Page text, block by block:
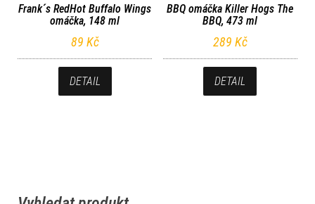
Frank´s RedHot Buffalo Wings
omáčka, 148 ml
89 Kč
DETAIL
BBQ omáčka Killer Hogs The
BBQ, 473 ml
289 Kč
DETAIL